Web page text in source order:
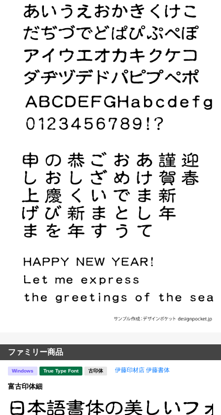
ファミリー商品
Windows True Type Font 古印体 伊藤印材店 伊藤書体
富古印体細